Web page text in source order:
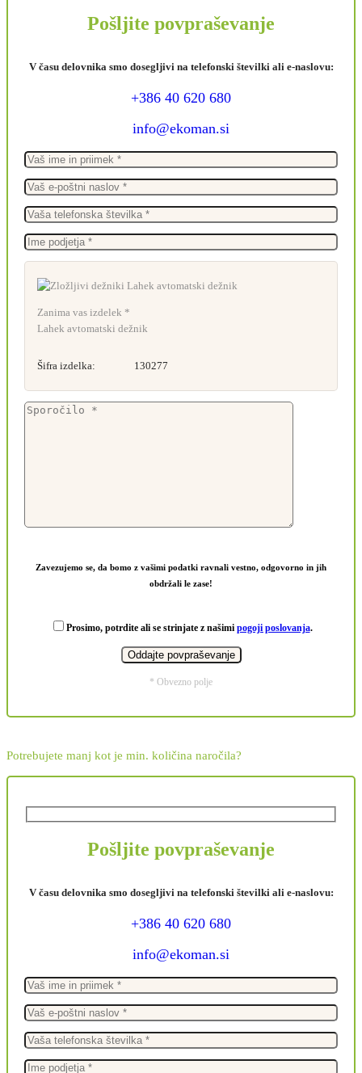
Pošljite povpraševanje
V času delovnika smo dosegljivi na telefonski številki ali e-naslovu:
+386 40 620 680
info@ekoman.si
Zanima vas izdelek *
Lahek avtomatski dežnik
Šifra izdelka: 130277
Zavezujemo se, da bomo z vašimi podatki ravnali vestno, odgovorno in jih
obdržali le zase!
Prosimo, potrdite ali se strinjate z našimi pogoji poslovanja.
* Obvezno polje
Potrebujete manj kot je min. količina naročila?
Pošljite povpraševanje
V času delovnika smo dosegljivi na telefonski številki ali e-naslovu:
+386 40 620 680
info@ekoman.si